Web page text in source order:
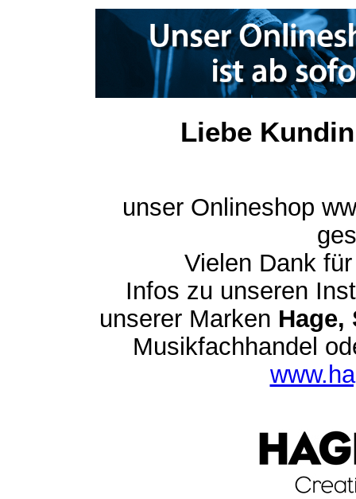
Liebe
unser Onlineshop
Vielen Dank
Infos zu unseren
unserer Marken Hage,
Musikfachhandel